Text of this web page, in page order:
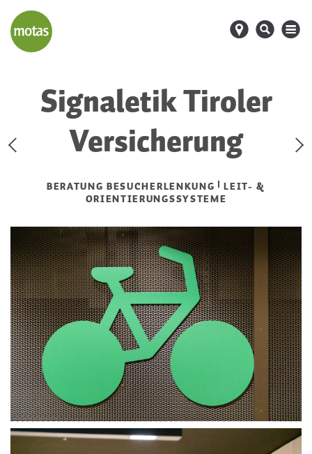
d s M
Signaletik Tiroler
Versicherung
BERATUNG BESUCHERLENKUNG
LEIT- &
ORIENTIERUNGSSYSTEME